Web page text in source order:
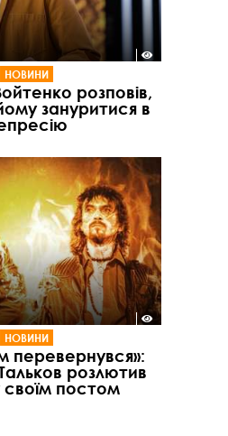
НОВИНИ
розповів,
зануритися в
НОВИНИ
перевернувся»:
розлютив
постом